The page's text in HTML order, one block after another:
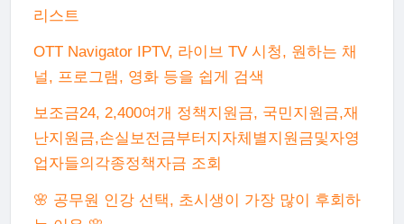
리스트
OTT Navigator IPTV, 라이브 TV 시청, 원하는 채
널, 프로그램, 영화 등을 쉽게 검색
보조금24, 2,400여개 정책지원금, 국민지원금,재
난지원금,손실보전금부터지자체별지원금및자영
업자들의각종정책자금 조회
🌸 공무원 인강 선택, 초시생이 가장 많이 후회하